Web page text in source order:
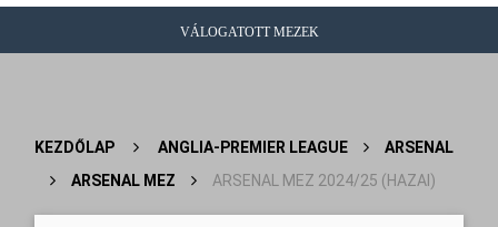
VÁLOGATOTT MEZEK
KEZDŐLAP > ANGLIA-PREMIER LEAGUE >
ARSENAL
>
ARSENAL MEZ > ARSENAL MEZ 2024/25 (HAZAI)